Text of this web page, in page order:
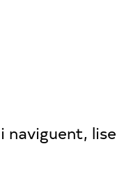
naviguent,